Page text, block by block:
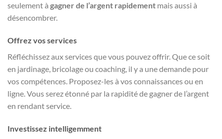
seulement à gagner de l’argent rapidement mais aussi à
désencombrer.
Offrez vos services
Réfléchissez aux services que vous pouvez offrir. Que ce soit
en jardinage, bricolage ou coaching, il y a une demande pour
vos compétences. Proposez-les à vos connaissances ou en
ligne. Vous serez étonné par la rapidité de gagner de l’argent
en rendant service.
Investissez intelligemment